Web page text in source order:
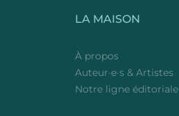
LA MAISON
À propos
Auteur·e·s & Artistes
Notre ligne éditoriale